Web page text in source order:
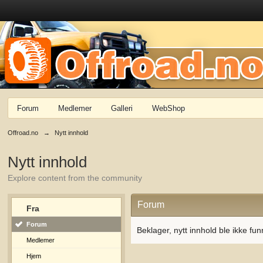
Forum Medlemer Galleri WebShop
Offroad.no → Nytt innhold
Nytt innhold
Explore content from the community
Fra
Forum
Medlemer
Hjem
Forum
Beklager, nytt innhold ble ikke